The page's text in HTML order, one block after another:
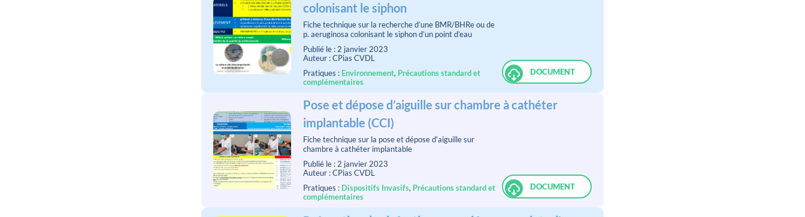
colonisant le siphon
Fiche technique sur la recherche d’une BMR/BHRe ou de
p. aeruginosa colonisant le siphon d’un point d’eau
Publié le : 2 janvier 2023
Auteur : CPias CVDL
Pratiques : Environnement, Précautions standard et
complémentaires
DOCUMENT
Pose et dépose d’aiguille sur chambre à cathéter
implantable (CCI)
Fiche technique sur la pose et dépose d'aiguille sur
chambre à cathéter implantable
Publié le : 2 janvier 2023
Auteur : CPias CVDL
Pratiques : Dispositifs Invasifs, Précautions standard et
complémentaires
DOCUMENT